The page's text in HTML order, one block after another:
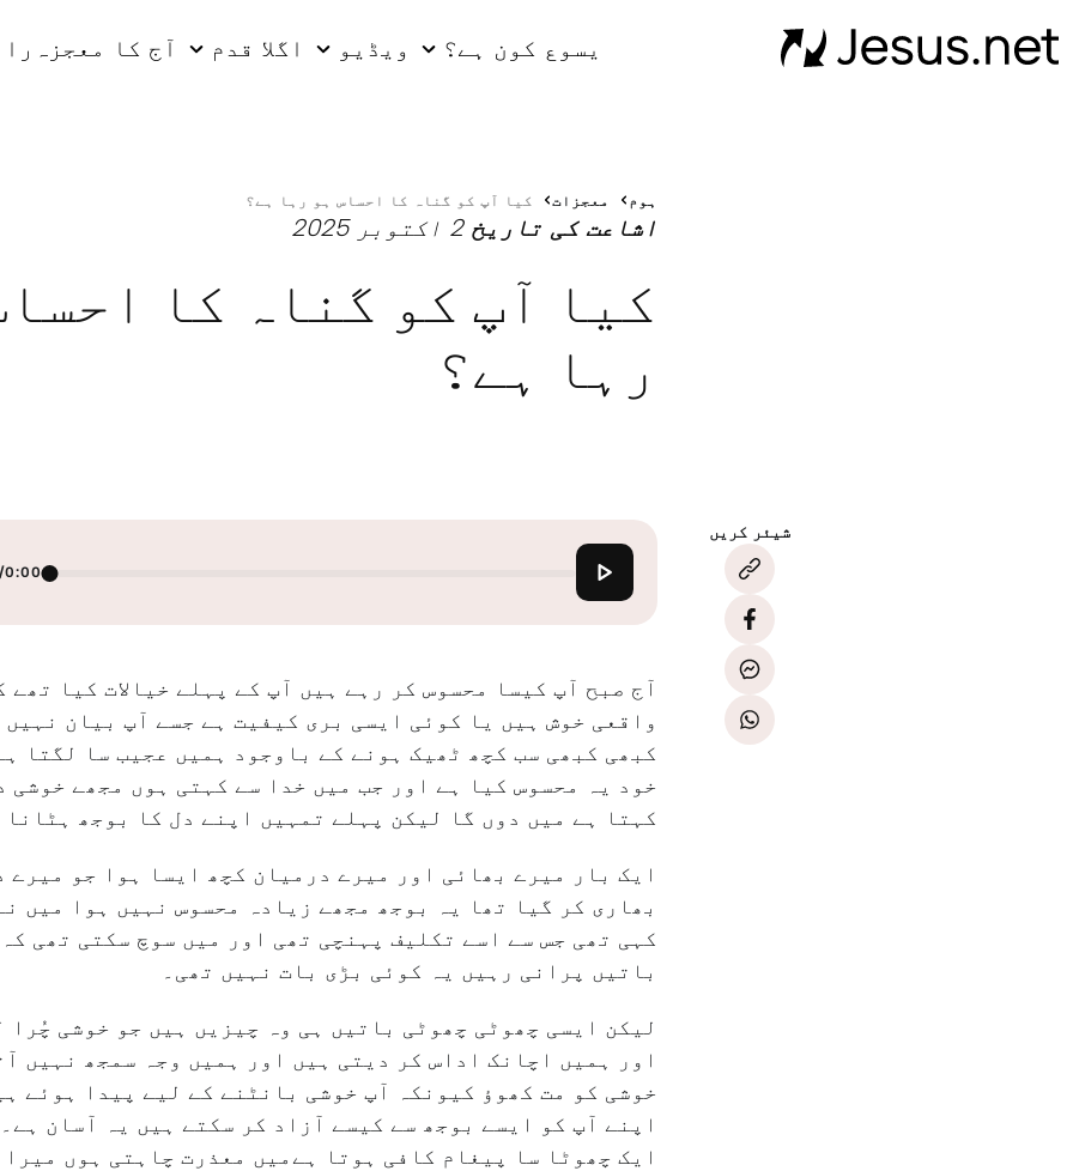
یسوع کون ہے؟ ویڈیو اگلا قدم آج کا معجزہ
ہوم معجزات کیا آپ کو گناہ کا احساس ہو رہا ہے؟
اشاعت کی تاریخ 2 اکتوبر 2025
کیا آپ کو گناہ کا
رہا ہے؟
شیئر کریں
0:00
/
آج صبح آپ کیسا محسوس کر رہے ہیں آپ کے پہلے خیالات کیا تھے
واقعی خوش ہیں یا کوئی ایسی بری کیفیت ہے جسے آپ بیان
کبھی کبھی سب کچھ ٹھیک ہونے کے باوجود ہمیں عجیب سا لگتا
خود یہ محسوس کیا ہے اور جب میں خدا سے کہتی ہوں مجھے خوشی
کہتا ہے میں دوں گا لیکن پہلے تمہیں اپنے دل کا بوجھ
ایک بار میرے بھائی اور میرے درمیان کچھ ایسا ہوا جو میرے
بھاری کر گیا تھا یہ بوجھ مجھے زیادہ محسوس نہیں ہوا میں
کہی تھی جس سے اسے تکلیف پہنچی تھی اور میں سوچ سکتی تھی
باتیں پرانی رہیں یہ کوئی بڑی بات نہیں تھی۔
لیکن ایسی چھوٹی چھوٹی باتیں ہی وہ چیزیں ہیں جو خوشی چُرا
اور ہمیں اچانک اداس کر دیتی ہیں اور ہمیں وجہ سمجھ نہیں
خوشی کو مت کھوؤ کیونکہ آپ خوشی بانٹنے کے لیے پیدا ہوئے
اپنے آپ کو ایسے بوجھ سے کیسے آزاد کر سکتے ہیں یہ آسان
ایک چھوٹا سا پیغام کافی ہوتا ہےمیں معذرت چاہتی ہوں